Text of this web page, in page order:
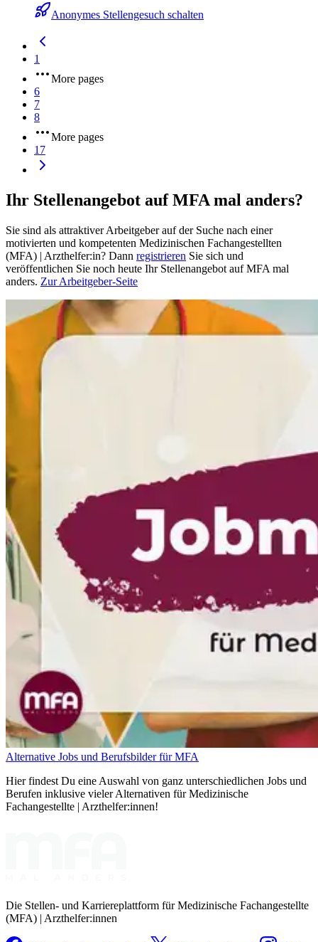
Anonymes Stellengesuch schalten
1
More pages
6
7
8
More pages
17
Ihr Stellenangebot auf MFA mal anders?
Sie sind als attraktiver Arbeitgeber auf der Suche nach einer
motivierten und kompetenten Medizinischen Fachangestellten
(MFA) | Arzthelfer:in? Dann registrieren Sie sich und
veröffentlichen Sie noch heute Ihr Stellenangebot auf MFA mal
anders. Zur Arbeitgeber-Seite
Alternative Jobs und Berufsbilder für MFA
Hier findest Du eine Auswahl von ganz unterschiedlichen Jobs und
Berufen inklusive vieler Alternativen für Medizinische
Fachangestellte | Arzthelfer:innen!
Die Stellen- und Karriereplattform für Medizinische Fachangestellte
(MFA) | Arzthelfer:innen